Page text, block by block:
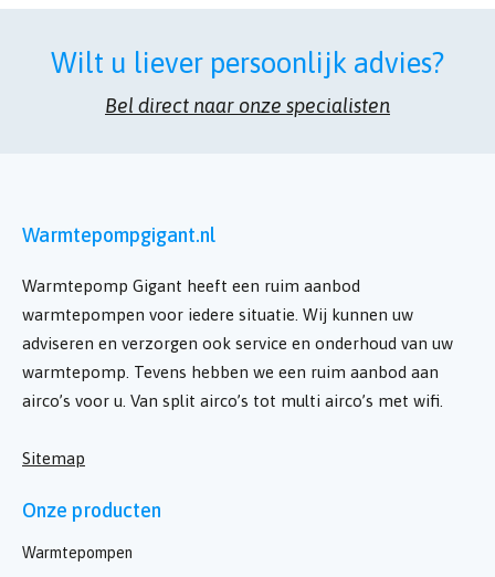
Wilt u liever persoonlijk advies?
Bel direct naar onze specialisten
Warmtepompgigant.nl
Warmtepomp Gigant heeft een ruim aanbod
warmtepompen voor iedere situatie. Wij kunnen uw
adviseren en verzorgen ook service en onderhoud van uw
warmtepomp. Tevens hebben we een ruim aanbod aan
airco’s voor u. Van split airco’s tot multi airco’s met wifi.
Sitemap
Onze producten
Warmtepompen